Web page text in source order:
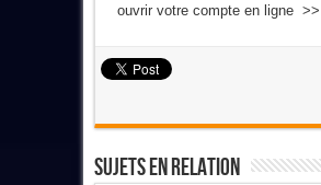
ouvrir votre compte en ligne >>
Sujets En Relation